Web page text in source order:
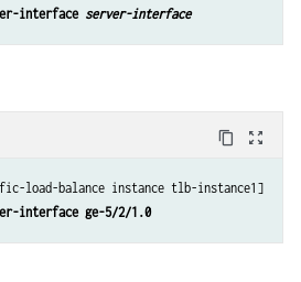
interface server-interface
content_copy zoom_out_map
load-balance instance tlb-instance1]
interface ge-5/2/1.0